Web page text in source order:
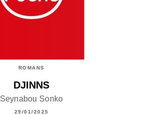
ROMANS
DJINNS
Seynabou Sonko
29/01/2025